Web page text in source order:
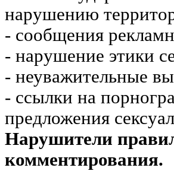
нарушению
- сообщения
- нарушение этики
- неуважительные
- ссылки на
предложения
Нарушители
комментирования.